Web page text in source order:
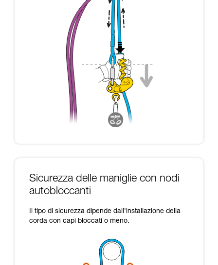
Sicurezza delle maniglie con nodi
autobloccanti
Il tipo di sicurezza dipende dall'installazione della
corda con capi bloccati o meno.